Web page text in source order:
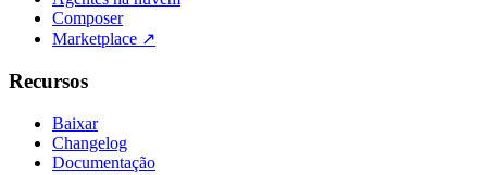
Composer
Marketplace ↗
Recursos
Baixar
Changelog
Documentação